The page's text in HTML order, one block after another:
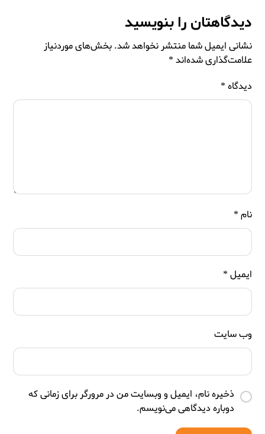
دیدگاهتان را بنویسید
نشانی ایمیل شما منتشر نخواهد شد. بخش‌های موردنیاز
علامت‌گذاری شده‌اند *
دیدگاه *
نام *
ایمیل *
وب‌ سایت
ذخیره نام، ایمیل و وبسایت من در مرورگر برای زمانی که
دوباره دیدگاهی می‌نویسم.